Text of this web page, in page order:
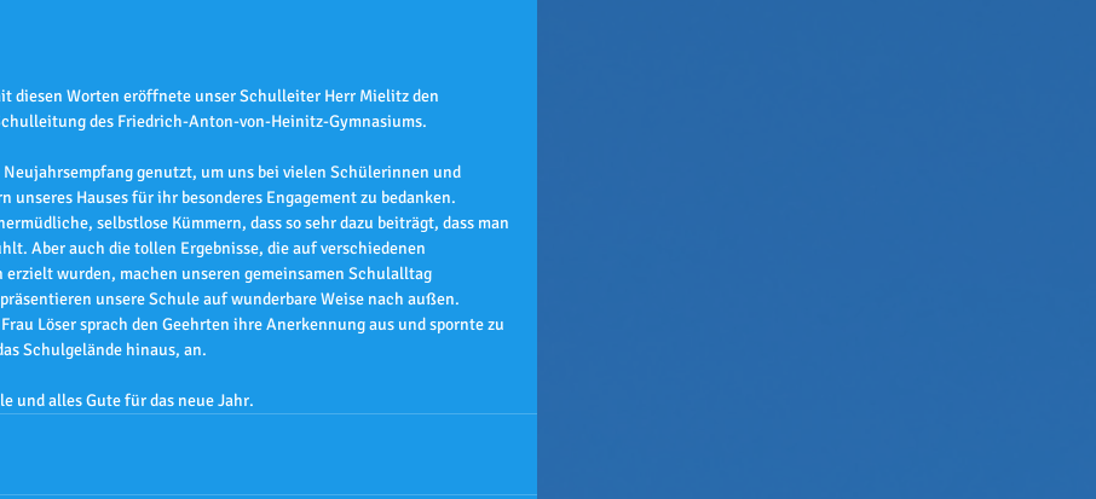
diesen Worten eröffnete unser Schulleiter Herr Mielitz den
des Friedrich-Anton-von-Heinitz-Gymnasiums.
genutzt, um uns bei vielen Schülerinnen und
Hauses für ihr besonderes Engagement zu bedanken.
selbstlose Kümmern, dass so sehr dazu beiträgt, dass man
Aber auch die tollen Ergebnisse, die auf verschiedenen
erzielt wurden, machen unseren gemeinsamen Schulalltag
unsere Schule auf wunderbare Weise nach außen.
Löser sprach den Geehrten ihre Anerkennung aus und spornte zu
Schulgelände hinaus, an.
und alles Gute für das neue Jahr.